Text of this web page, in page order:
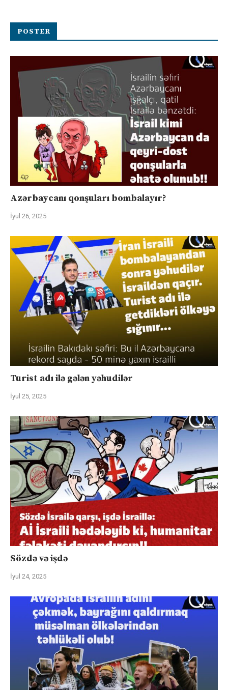
POSTER
Azərbaycanı qonşuları bombalayır?
İyul 26, 2025
Turist adı ilə gələn yəhudilər
İyul 25, 2025
Sözdə və işdə
İyul 24, 2025